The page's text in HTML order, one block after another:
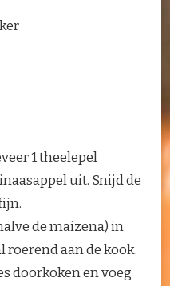
1 theelepel
uit. Snijd de
de maizena) in
roerend aan de kook.
doorkoken en voeg